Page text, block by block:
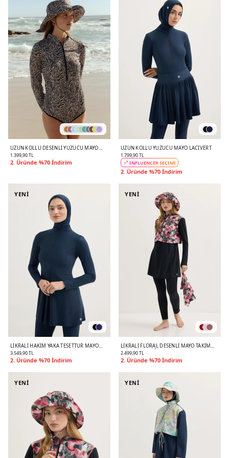
UZUN KOLLU DESENLI YÜZÜCÜ MAYO
ZEBRA
1.399,90 TL
2. Üründe %70 İndirim
UZUN KOLLU YÜZÜCÜ MAYO LACIVERT
1.799,90 TL
INFLUENCER SEÇİMİ
2. Üründe %70 İndirim
YENİ
LIKRALI HAKIM YAKA TESETTÜR MAYO
TAKIM LACIVERT
3.549,90 TL
2. Üründe %70 İndirim
YENİ
LIKRALI FLORAL DESENLI MAYO TAKIM
MÜRDÜM ERIĞI
2.499,90 TL
2. Üründe %70 İndirim
YENİ YENİ